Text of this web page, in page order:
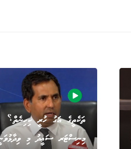
ތަކެތީގެ އަގު ހުރީ ކިހިނެތް؟
މިނިސްޓަރ ސަޢީދު މި